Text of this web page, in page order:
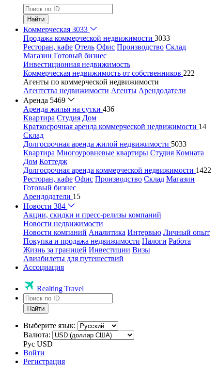
Найти
Коммерческая 3033
Продажа коммерческой недвижимости 3033
Ресторан, кафе Отель Офис Производство Склад
Магазин Готовый бизнес
Инвестиционная недвижимость
Коммерческая недвижимость от собственников 222
Агенты по коммерческой недвижимости
Агентства недвижимости Агенты Арендодатели
Аренда 5469
Аренда жилья на сутки 436
Квартира Студия Дом
Краткосрочная аренда коммерческой недвижимости 14
Склад
Долгосрочная аренда жилой недвижимости 5033
Квартира Многоуровневые квартиры Студия Комната
Дом Коттедж
Долгосрочная аренда коммерческой недвижимости 1422
Ресторан, кафе Офис Производство Склад Магазин
Готовый бизнес
Арендодатели 15
Новости 384
Акции, скидки и пресс-релизы компаний
Новости недвижимости
Новости компаний Аналитика Интервью Личный опыт
Покупка и продажа недвижимости Налоги Работа
Жизнь за границей Инвестиции Визы
Авиабилеты для путешествий
Ассоциация
Realting Travel
Найти
Выберите язык:
Валюта:
Рус USD
Войти
Регистрация